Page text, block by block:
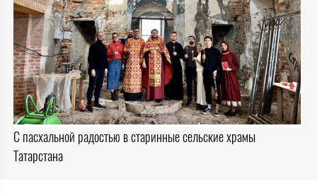
С пасхальной радостью в старинные сельские храмы
Татарстана